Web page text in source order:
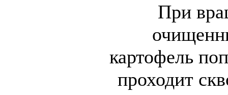
При
картофель
проходит